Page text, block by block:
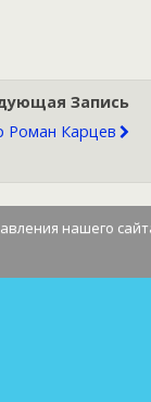
Запись
Роман Карцев
нашего